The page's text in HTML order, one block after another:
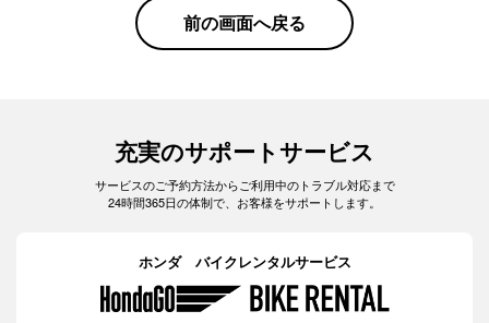
前の画面へ戻る
充実のサポートサービス
サービスのご予約方法からご利用中のトラブル対応まで
24時間365日の体制で、お客様をサポートします。
ホンダ バイクレンタルサービス